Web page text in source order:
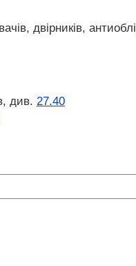
двірників,
див. 27.40